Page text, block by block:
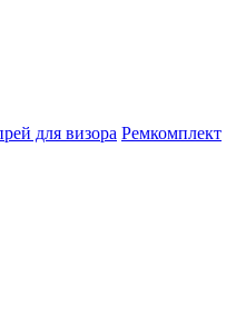
для визора Ремкомплект